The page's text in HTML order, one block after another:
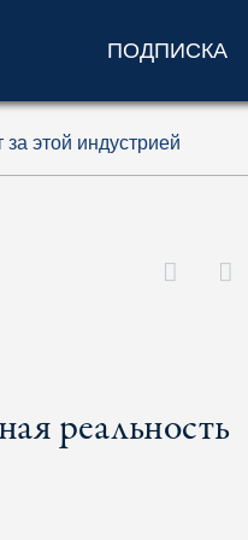
ПОДПИСКА
этой индустрией
реальность